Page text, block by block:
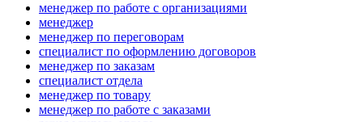
менеджер по работе с организациями
менеджер
менеджер по переговорам
специалист по оформлению договоров
менеджер по заказам
специалист отдела
менеджер по товару
менеджер по работе с заказами